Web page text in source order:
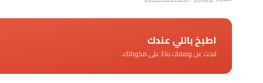
اطبخ باللي عندك
ابحث عن وصفات بناءً على مكوناتك.